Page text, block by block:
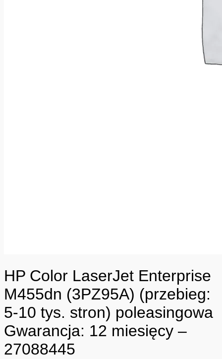
HP Color LaserJet Enterprise
M455dn (3PZ95A) (przebieg:
5-10 tys. stron) poleasingowa
Gwarancja: 12 miesięcy –
27088445